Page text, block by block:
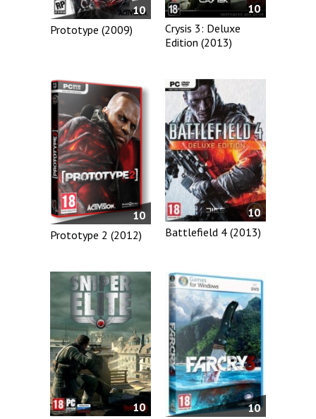
10
Prototype (2009)
10
Crysis 3: Deluxe
Edition (2013)
10
Prototype 2 (2012)
10
Battlefield 4 (2013)
10
10